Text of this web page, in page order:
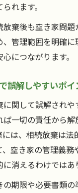
れます。
放棄後も空き家問
、管理範囲を明確
につながります。
誤解しやすいポ
に関して誤解され
一切の責任から解
は、相続放棄は法
空き家の管理義務
消えるわけではあ
の期限や必要書類